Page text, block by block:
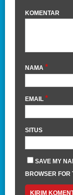
KOMENTAR
NAMA *
EMAIL *
SITUS
SAVE MY
BROWSER FOR